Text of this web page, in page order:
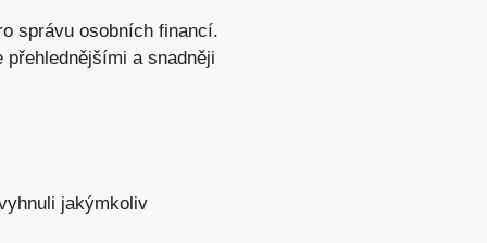
správu osobních financí.
a snadněji
jakýmkoliv